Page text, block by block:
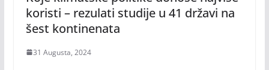
koristi – rezulati studije u 41 državi na
šest kontinenata
31 Augusta, 2024